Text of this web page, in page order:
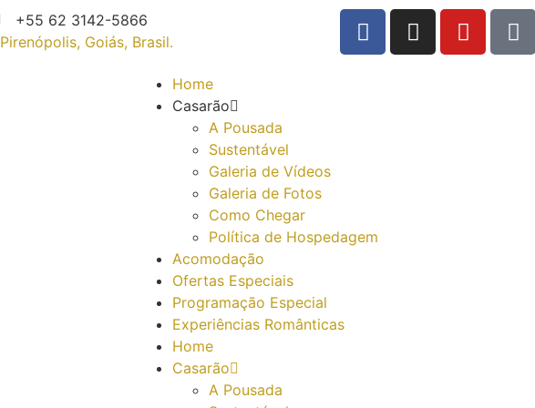
+55 62 3142-5866
Pirenópolis, Goiás, Brasil.
Home
Casarão
A Pousada
Sustentável
Galeria de Vídeos
Galeria de Fotos
Como Chegar
Política de Hospedagem
Acomodação
Ofertas Especiais
Programação Especial
Experiências Românticas
Home
Casarão
A Pousada